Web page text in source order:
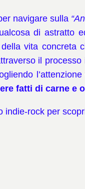
navigare sulla
di astratto
vita
il
fatti di carne e
rock per